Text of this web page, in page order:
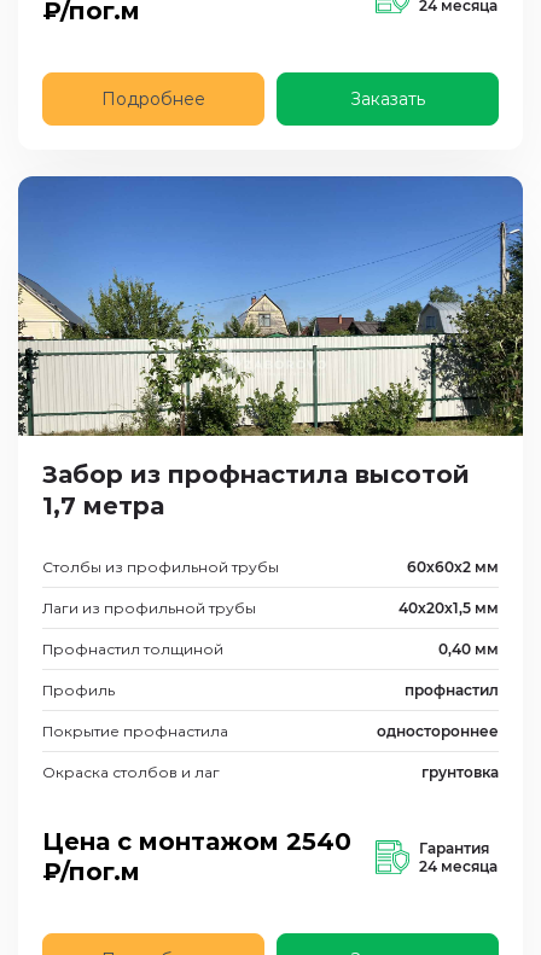
₽/пог.м
24 месяца
Подробнее Заказать
Забор из профнастила высотой
1,7 метра
Столбы из профильной трубы 60х60х2 мм
Лаги из профильной трубы 40х20х1,5 мм
Профнастил толщиной 0,40 мм
Профиль профнастил
Покрытие профнастила одностороннее
Окраска столбов и лаг грунтовка
Цена с монтажом 2540
₽/пог.м
Гарантия
24 месяца